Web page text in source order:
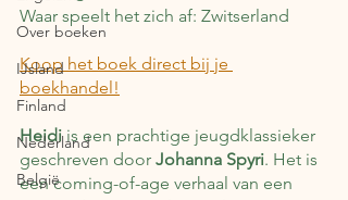
Over boeken
IJsland
Finland
Nederland
België
Waar speelt het zich af: Zwitserland
Koop het boek direct bij je
boekhandel!
Heidi is een prachtige jeugdklassieker
geschreven door Johanna Spyri. Het is
een coming-of-age verhaal van een